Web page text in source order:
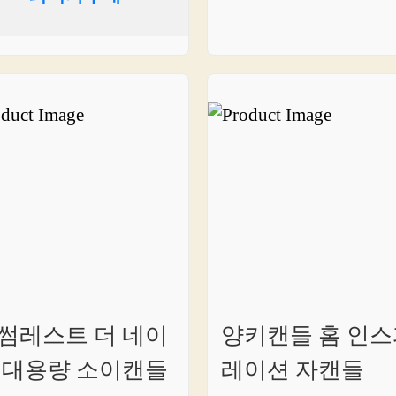
레스트 더 네이
용량 소이캔들
양키캔들 홈 인
레이션 자캔들